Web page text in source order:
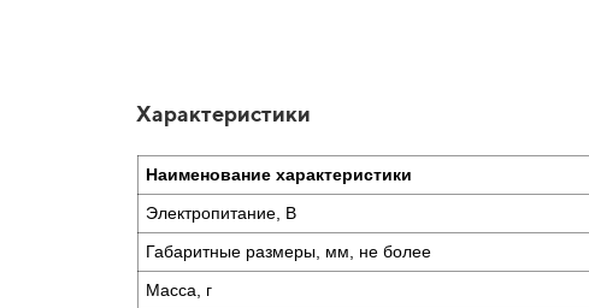
Характеристики
Наименование характеристики
Электропитание, В
Габаритные размеры, мм, не более
Масса, г